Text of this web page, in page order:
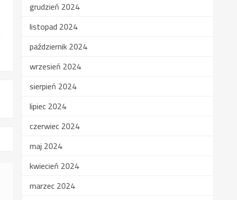
grudzień 2024
listopad 2024
październik 2024
wrzesień 2024
sierpień 2024
lipiec 2024
czerwiec 2024
maj 2024
kwiecień 2024
marzec 2024